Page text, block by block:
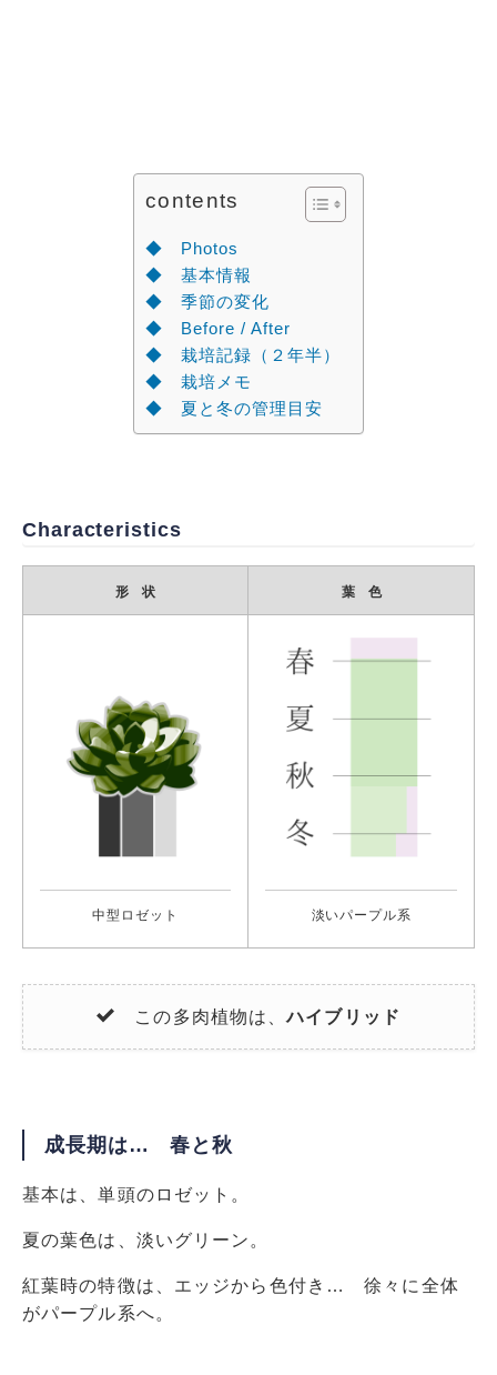
contents
◆ Photos
◆ 基本情報
◆ 季節の変化
◆ Before / After
◆ 栽培記録（２年半）
◆ 栽培メモ
◆ 夏と冬の管理目安
Characteristics
形 状 葉 色
中型ロゼット 淡いパープル系
この多肉植物は、ハイブリッド
成長期は… 春と秋
基本は、単頭のロゼット。
夏の葉色は、淡いグリーン。
紅葉時の特徴は、エッジから色付き… 徐々に全体
がパープル系へ。